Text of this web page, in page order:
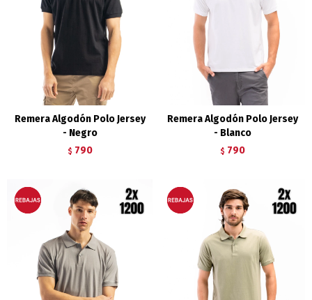
Remera Algodón Polo Jersey
- Negro
$ 790
Remera Algodón Polo Jersey
- Blanco
$ 790